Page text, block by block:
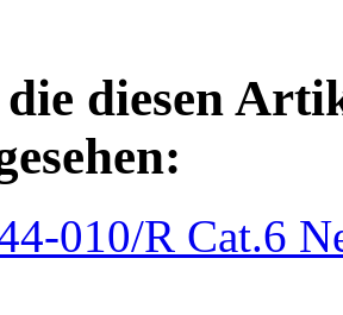
diesen
010/R Cat.6